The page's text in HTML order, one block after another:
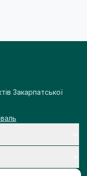
Закарпатської